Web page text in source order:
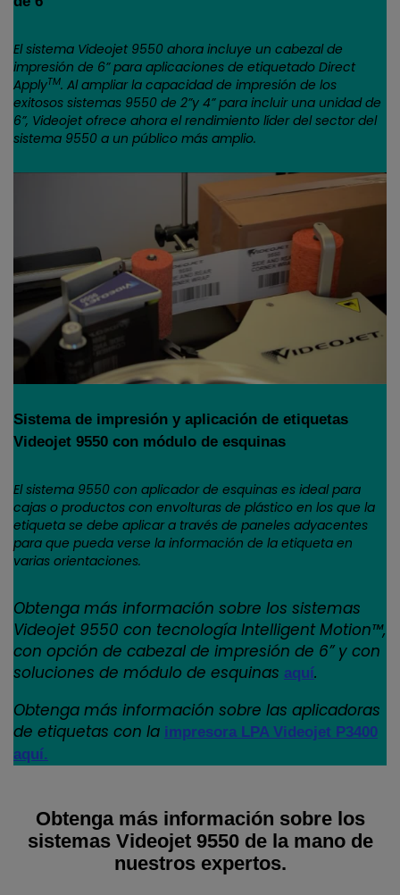
El sistema Videojet 9550 ahora incluye un cabezal de
impresión de 6” para aplicaciones de etiquetado Direct
ApplyTM. Al ampliar la capacidad de impresión de los
exitosos sistemas 9550 de 2”y 4” para incluir una unidad de
6”, Videojet ofrece ahora el rendimiento líder del sector del
sistema 9550 a un público más amplio.
Sistema de impresión y aplicación de etiquetas
Videojet 9550 con módulo de esquinas
El sistema 9550 con aplicador de esquinas es ideal para
cajas o productos con envolturas de plástico en los que la
etiqueta se debe aplicar a través de paneles adyacentes
para que pueda verse la información de la etiqueta en
varias orientaciones.
Obtenga más información sobre los sistemas
Videojet 9550 con tecnología Intelligent Motion™,
con opción de cabezal de impresión de 6” y con
soluciones de módulo de esquinas aquí.
Obtenga más información sobre las aplicadoras
de etiquetas con la impresora LPA Videojet P3400
aquí.
Obtenga más información sobre los
sistemas Videojet 9550 de la mano de
nuestros expertos.